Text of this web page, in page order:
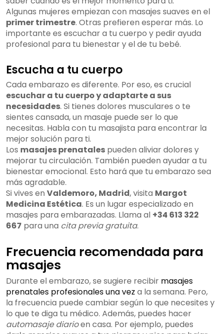
Algunas mujeres empiezan con masajes suaves en el
primer trimestre. Otras prefieren esperar más. Lo
importante es escuchar a tu cuerpo y pedir ayuda
profesional para tu bienestar y el de tu bebé.
Escucha a tu cuerpo
Cada embarazo es diferente. Por eso, es crucial
escuchar a tu cuerpo y adaptarte a sus
necesidades. Si tienes dolores musculares o te
sientes cansada, un masaje puede ser lo que
necesitas. Habla con tu masajista para encontrar la
mejor solución para ti.
Los masajes prenatales pueden aliviar dolores y
mejorar tu circulación. También pueden ayudar a tu
bienestar emocional. Esto hará que tu embarazo sea
más agradable.
Si vives en Valdemoro, Madrid, visita Margot
Medicina Estética. Es un lugar especializado en
masajes para embarazadas. Llama al +34 613 322
667 para una cita previa gratuita.
Frecuencia recomendada para
masajes
Durante el embarazo, se sugiere recibir masajes
prenatales profesionales una vez a la semana. Pero,
la frecuencia puede cambiar según lo que necesites y
lo que te diga tu médico. Además, puedes hacer
automasaje diarioen casa. Por ejemplo, puedes